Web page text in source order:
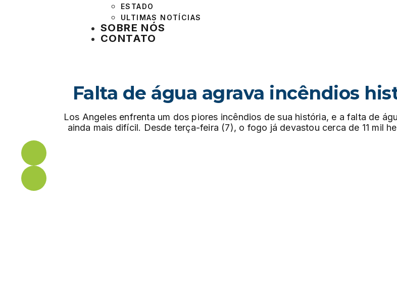
ESTADO
ULTIMAS NOTÍCIAS
SOBRE NÓS
CONTATO
Falta de água agrava incêndios
Los Angeles enfrenta um dos piores incêndios de sua história, e a falta de
ainda mais difícil. Desde terça-feira (7), o fogo já devastou cerca de 11 mil